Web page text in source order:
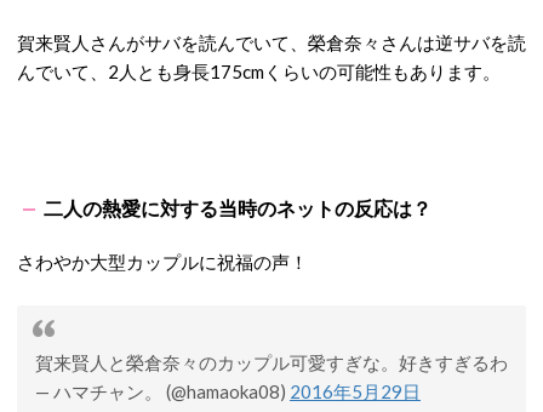
賀来賢人さんがサバを読んでいて、榮倉奈々さんは逆サバを読
んでいて、2人とも身長175cmくらいの可能性もあります。
二人の熱愛に対する当時のネットの反応は？
さわやか大型カップルに祝福の声！
賀来賢人と榮倉奈々のカップル可愛すぎな。好きすぎるわ
— ハマチャン。 (@hamaoka08) 2016年5月29日